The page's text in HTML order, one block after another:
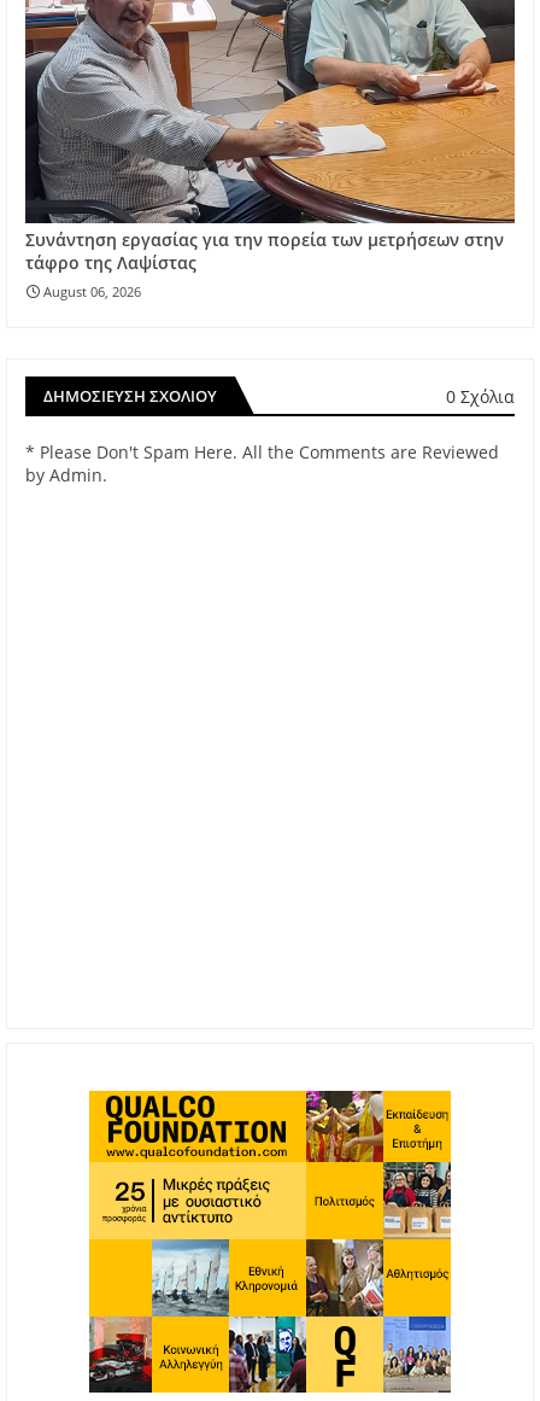
Συνάντηση εργασίας για την πορεία των μετρήσεων στην
τάφρο της Λαψίστας
August 06, 2026
ΔΗΜΟΣΊΕΥΣΗ ΣΧΟΛΊΟΥ 0 Σχόλια
* Please Don't Spam Here. All the Comments are Reviewed
by Admin.